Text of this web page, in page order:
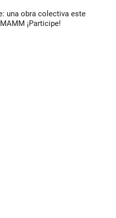
una obra colectiva este
¡Participe!